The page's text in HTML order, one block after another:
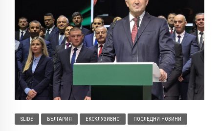
SLIDE БЪЛГАРИЯ ЕКСКЛУЗИВНО ПОСЛЕДНИ НОВИНИ